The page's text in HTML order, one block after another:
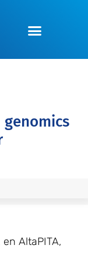
AltaPITA,